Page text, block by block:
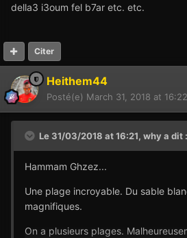
della3 i3oum fel b7ar etc. etc.
Citer
Heithem44
Posté(e) March 31, 2018 at 16:22
Le 31/03/2018 at 16:21, whya dit :
Hammam Ghzez...
Une plage incroyable. Du sable
magnifiques.
On a plusieurs plages.